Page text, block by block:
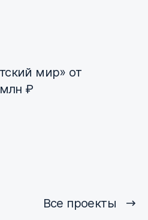
мир» от
₽
Все проекты